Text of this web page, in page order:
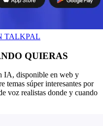
TALKPAL
QUIERAS
IA, disponible en web y
temas súper interesantes por
voz realistas donde y cuando